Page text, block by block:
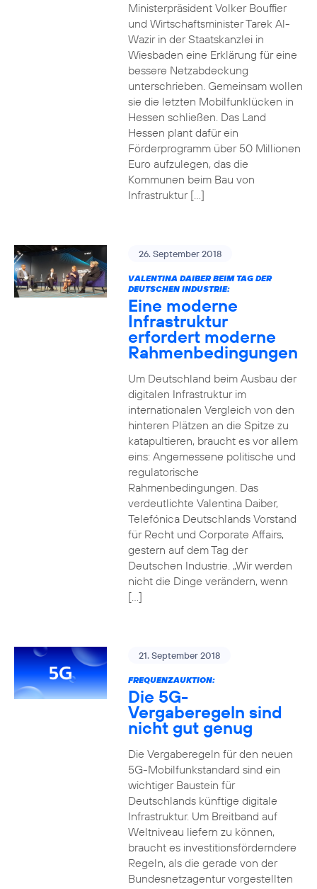
Ministerpräsident Volker Bouffier
und Wirtschaftsminister Tarek Al-
Wazir in der Staatskanzlei in
Wiesbaden eine Erklärung für eine
bessere Netzabdeckung
unterschrieben. Gemeinsam wollen
sie die letzten Mobilfunklücken in
Hessen schließen. Das Land
Hessen plant dafür ein
Förderprogramm über 50 Millionen
Euro aufzulegen, das die
Kommunen beim Bau von
Infrastruktur […]
26. September 2018
VALENTINA DAIBER BEIM TAG DER
DEUTSCHEN INDUSTRIE:
Eine moderne
Infrastruktur
erfordert moderne
Rahmenbedingungen
Um Deutschland beim Ausbau der
digitalen Infrastruktur im
internationalen Vergleich von den
hinteren Plätzen an die Spitze zu
katapultieren, braucht es vor allem
eins: Angemessene politische und
regulatorische
Rahmenbedingungen. Das
verdeutlichte Valentina Daiber,
Telefónica Deutschlands Vorstand
für Recht und Corporate Affairs,
gestern auf dem Tag der
Deutschen Industrie. „Wir werden
nicht die Dinge verändern, wenn
[…]
21. September 2018
FREQUENZAUKTION:
Die 5G-
Vergaberegeln sind
nicht gut genug
Die Vergaberegeln für den neuen
5G-Mobilfunkstandard sind ein
wichtiger Baustein für
Deutschlands künftige digitale
Infrastruktur. Um Breitband auf
Weltniveau liefern zu können,
braucht es investitionsförderndere
Regeln, als die gerade von der
Bundesnetzagentur vorgestellten